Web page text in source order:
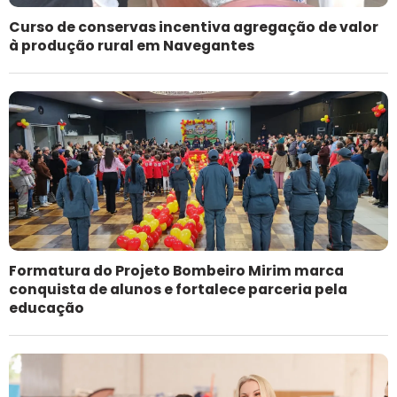
Curso de conservas incentiva agregação de valor
à produção rural em Navegantes
Formatura do Projeto Bombeiro Mirim marca
conquista de alunos e fortalece parceria pela
educação